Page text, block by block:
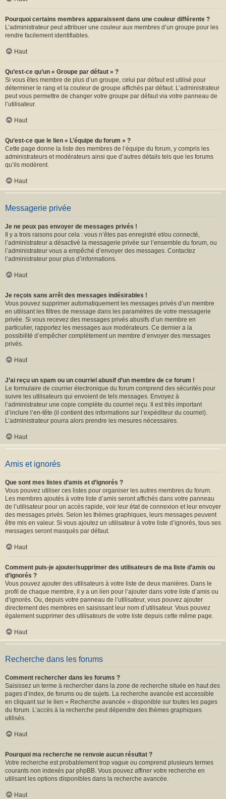
Pourquoi certains membres apparaissent dans une couleur différente ?
L’administrateur peut attribuer une couleur aux membres d’un groupe pour les
rendre facilement identifiables.
Haut
Qu’est-ce qu’un « Groupe par défaut » ?
Si vous êtes membre de plus d’un groupe, celui par défaut est utilisé pour
déterminer le rang et la couleur de groupe affichés par défaut. L’administrateur
peut vous permettre de changer votre groupe par défaut via votre panneau de
l’utilisateur.
Haut
Qu’est-ce que le lien « L’équipe du forum » ?
Cette page donne la liste des membres de l’équipe du forum, y compris les
administrateurs et modérateurs ainsi que d’autres détails tels que les forums
qu’ils modèrent.
Haut
Messagerie privée
Je ne peux pas envoyer de messages privés !
Il y a trois raisons pour cela : vous n’êtes pas enregistré et/ou connecté,
l’administrateur a désactivé la messagerie privée sur l’ensemble du forum, ou
l’administrateur vous a empêché d’envoyer des messages. Contactez
l’administrateur pour plus d’informations.
Haut
Je reçois sans arrêt des messages indésirables !
Vous pouvez supprimer automatiquement les messages privés d’un membre
en utilisant les filtres de message dans les paramètres de votre messagerie
privée. Si vous recevez des messages privés abusifs d’un membre en
particulier, rapportez les messages aux modérateurs. Ce dernier a la
possibilité d’empêcher complètement un membre d’envoyer des messages
privés.
Haut
J’ai reçu un spam ou un courriel abusif d’un membre de ce forum !
Le formulaire de courrier électronique du forum comprend des sécurités pour
suivre les utilisateurs qui envoient de tels messages. Envoyez à
l’administrateur une copie complète du courriel reçu. Il est très important
d’inclure l’en-tête (il contient des informations sur l’expéditeur du courriel).
L’administrateur pourra alors prendre les mesures nécessaires.
Haut
Amis et ignorés
Que sont mes listes d’amis et d’ignorés ?
Vous pouvez utiliser ces listes pour organiser les autres membres du forum.
Les membres ajoutés à votre liste d’amis seront affichés dans votre panneau
de l’utilisateur pour un accès rapide, voir leur état de connexion et leur envoyer
des messages privés. Selon les thèmes graphiques, leurs messages peuvent
être mis en valeur. Si vous ajoutez un utilisateur à votre liste d’ignorés, tous ses
messages seront masqués par défaut.
Haut
Comment puis-je ajouter/supprimer des utilisateurs de ma liste d’amis ou
d’ignorés ?
Vous pouvez ajouter des utilisateurs à votre liste de deux manières. Dans le
profil de chaque membre, il y a un lien pour l’ajouter dans votre liste d’amis ou
d’ignorés. Ou, depuis votre panneau de l’utilisateur, vous pouvez ajouter
directement des membres en saisissant leur nom d’utilisateur. Vous pouvez
également supprimer des utilisateurs de votre liste depuis cette même page.
Haut
Recherche dans les forums
Comment rechercher dans les forums ?
Saisissez un terme à rechercher dans la zone de recherche située en haut des
pages d’index, de forums ou de sujets. La recherche avancée est accessible
en cliquant sur le lien « Recherche avancée » disponible sur toutes les pages
du forum. L’accès à la recherche peut dépendre des thèmes graphiques
utilisés.
Haut
Pourquoi ma recherche ne renvoie aucun résultat ?
Votre recherche est probablement trop vague ou comprend plusieurs termes
courants non indexés par phpBB. Vous pouvez affiner votre recherche en
utilisant les options disponibles dans la recherche avancée.
Haut